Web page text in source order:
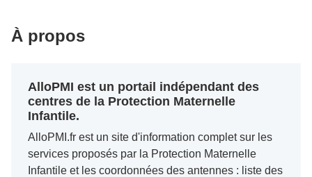
À propos
AlloPMI est un portail indépendant des
centres de la Protection Maternelle
Infantile.
AlloPMI.fr est un site d'information complet sur les
services proposés par la Protection Maternelle
Infantile et les coordonnées des antennes : liste des